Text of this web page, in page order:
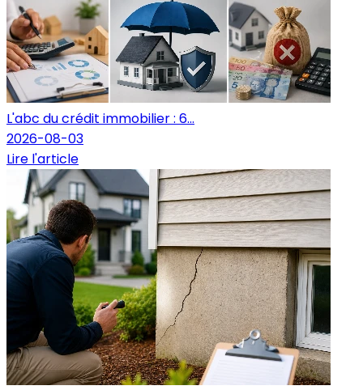
L'abc du crédit immobilier : 6...
2026-08-03
Lire l'article